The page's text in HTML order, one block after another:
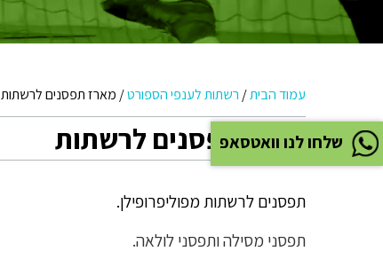
שלחו לנו וואטסאפ
עמוד הבית/ רשתות לענפי הספורט/ מארז תפסנים לרשתות
מארז תפסנים לרשתות
תפסנים לרשתות מפוליפרופילן.
תפסני מסילה ותפסני לולאה.